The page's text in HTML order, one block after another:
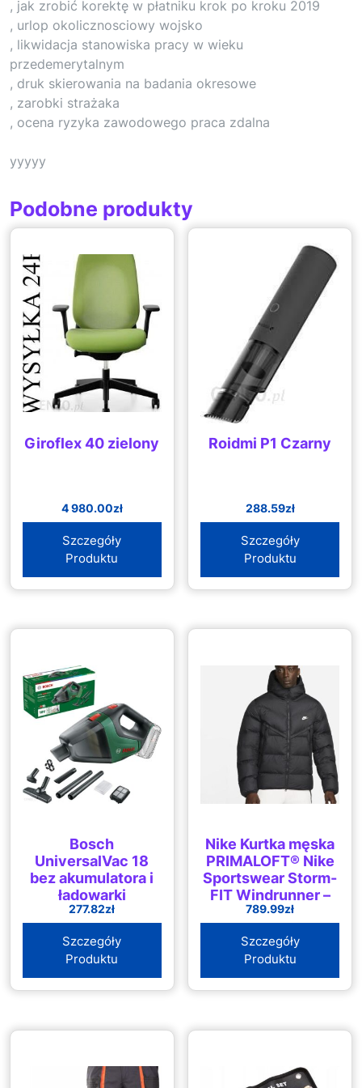
, jak zrobić korektę w płatniku krok po kroku 2019
, urlop okolicznosciowy wojsko
, likwidacja stanowiska pracy w wieku
przedemerytalnym
, druk skierowania na badania okresowe
, zarobki strażaka
, ocena ryzyka zawodowego praca zdalna
yyyyy
Podobne produkty
Giroflex 40 zielony
4 980.00zł
Szczegóły
Produktu
Roidmi P1 Czarny
288.59zł
Szczegóły
Produktu
Bosch
UniversalVac 18
bez akumulatora i
ładowarki
06033B9102
277.82zł
Szczegóły
Produktu
Nike Kurtka męska
PRIMALOFT® Nike
Sportswear Storm-
FIT Windrunner –
Czerń
789.99zł
Szczegóły
Produktu